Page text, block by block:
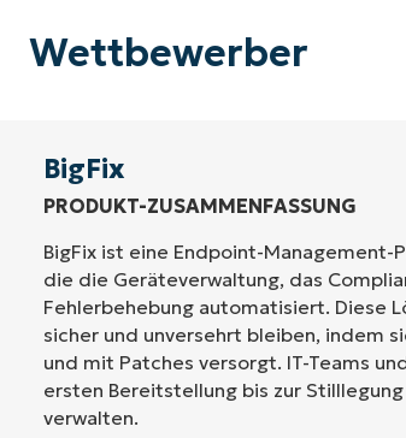
Wettbewerber
BigFix
PRODUKT-ZUSAMMENFASSUNG
BigFix ist eine Endpoint-
die die Geräteverwaltung, das
Fehlerbehebung automatisiert. Diese
sicher und unversehrt bleiben, indem
und mit Patches versorgt. IT-Teams
ersten Bereitstellung bis zur
verwalten.